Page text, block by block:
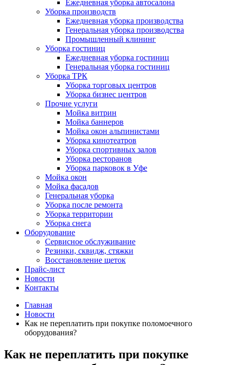
Ежедневная уборка автосалона
Уборка производств
Ежедневная уборка производства
Генеральная уборка производства
Промышленный клининг
Уборка гостиниц
Ежедневная уборка гостиниц
Генеральная уборка гостиниц
Уборка ТРК
Уборка торговых центров
Уборка бизнес центров
Прочие услуги
Мойка витрин
Мойка баннеров
Мойка окон альпинистами
Уборка кинотеатров
Уборка спортивных залов
Уборка ресторанов
Уборка парковок в Уфе
Мойка окон
Мойка фасадов
Генеральная уборка
Уборка после ремонта
Уборка территории
Уборка снега
Оборудование
Сервисное обслуживание
Резинки, сквидж, стяжки
Восстановление щеток
Прайс-лист
Новости
Контакты
Главная
Новости
Как не переплатить при покупке поломоечного
оборудования?
Как не переплатить при покупке